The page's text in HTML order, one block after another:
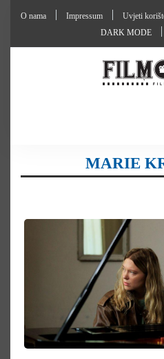
O nama Impressum Uvjeti
DARK MODE
MARIE